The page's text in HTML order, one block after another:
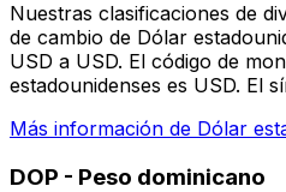
Nuestras clasificaciones de
de cambio de Dólar
USD a USD. El código de
estadounidenses es USD. El
Más información de Dólar
DOP - Peso dominicano